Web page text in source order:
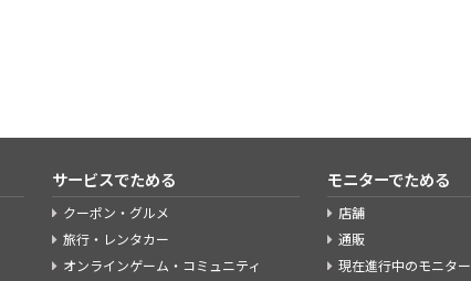
サービスでためる
クーポン・グルメ
旅行・レンタカー
オンラインゲーム・コミュニティ
モニターでためる
店舗
通販
現在進行中のモニター